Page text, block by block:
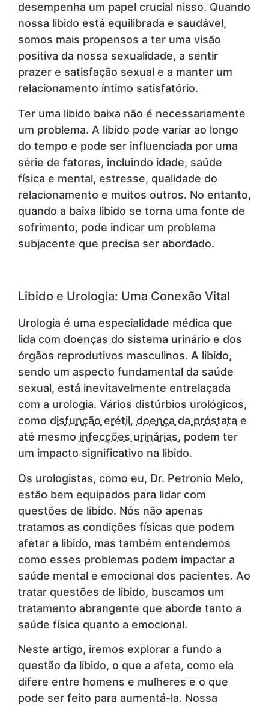
desempenha um papel crucial nisso. Quando
nossa libido está equilibrada e saudável,
somos mais propensos a ter uma visão
positiva da nossa sexualidade, a sentir
prazer e satisfação sexual e a manter um
relacionamento íntimo satisfatório.
Ter uma libido baixa não é necessariamente
um problema. A libido pode variar ao longo
do tempo e pode ser influenciada por uma
série de fatores, incluindo idade, saúde
física e mental, estresse, qualidade do
relacionamento e muitos outros. No entanto,
quando a baixa libido se torna uma fonte de
sofrimento, pode indicar um problema
subjacente que precisa ser abordado.
Libido e Urologia: Uma Conexão Vital
Urologia é uma especialidade médica que
lida com doenças do sistema urinário e dos
órgãos reprodutivos masculinos. A libido,
sendo um aspecto fundamental da saúde
sexual, está inevitavelmente entrelaçada
com a urologia. Vários distúrbios urológicos,
como disfunção erétil, doença da próstata e
até mesmo infecções urinárias, podem ter
um impacto significativo na libido.
Os urologistas, como eu, Dr. Petronio Melo,
estão bem equipados para lidar com
questões de libido. Nós não apenas
tratamos as condições físicas que podem
afetar a libido, mas também entendemos
como esses problemas podem impactar a
saúde mental e emocional dos pacientes. Ao
tratar questões de libido, buscamos um
tratamento abrangente que aborde tanto a
saúde física quanto a emocional.
Neste artigo, iremos explorar a fundo a
questão da libido, o que a afeta, como ela
difere entre homens e mulheres e o que
pode ser feito para aumentá-la. Nossa